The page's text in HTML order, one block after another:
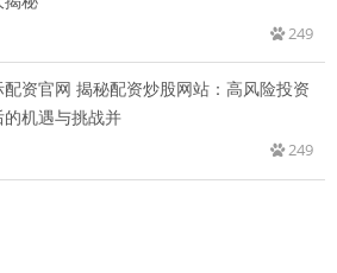
249
配资官网 揭秘配资炒股网站：高风险投资
的机遇与挑战并
249